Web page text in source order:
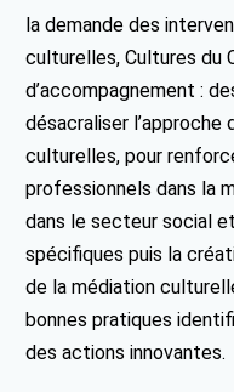
la demande des
culturelles, Cultures du
d’accompagnement :
désacraliser
culturelles, pour
professionnels dans la
dans le secteur social
spécifiques puis la
de la médiation
bonnes pratiques
des actions innovantes.